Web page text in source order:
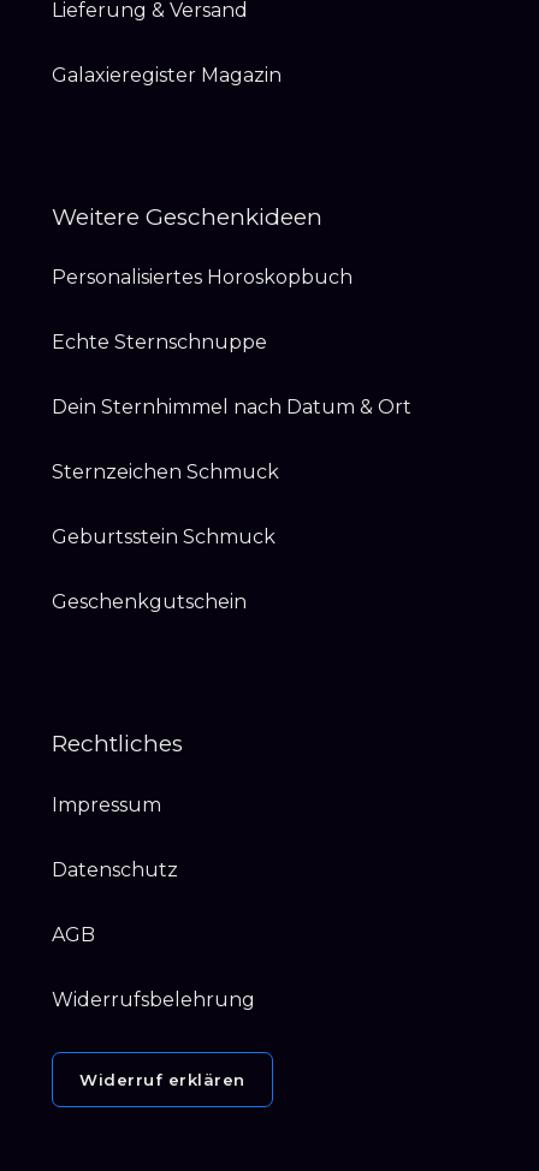
Lieferung & Versand
Galaxieregister Magazin
Weitere Geschenkideen
Personalisiertes Horoskopbuch
Echte Sternschnuppe
Dein Sternhimmel nach Datum & Ort
Sternzeichen Schmuck
Geburtsstein Schmuck
Geschenkgutschein
Rechtliches
Impressum
Datenschutz
AGB
Widerrufsbelehrung
Widerruf erklären